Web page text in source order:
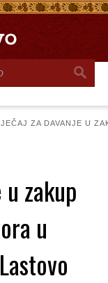
ZA DAVANJE U
zakup
u